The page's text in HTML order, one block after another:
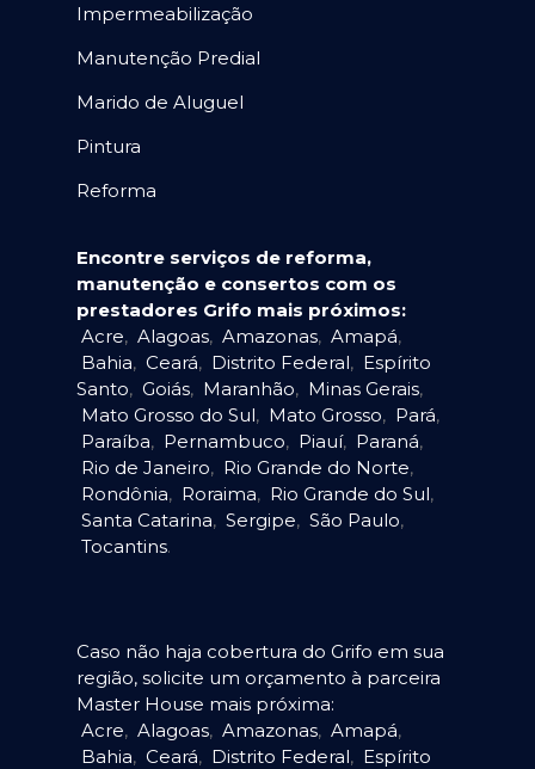
Impermeabilização
Manutenção Predial
Marido de Aluguel
Pintura
Reforma
Encontre serviços de reforma,
manutenção e consertos com os
prestadores Grifo mais próximos:
Acre, Alagoas, Amazonas, Amapá,
Bahia, Ceará, Distrito Federal, Espírito
Santo, Goiás, Maranhão, Minas Gerais,
Mato Grosso do Sul, Mato Grosso, Pará,
Paraíba, Pernambuco, Piauí, Paraná,
Rio de Janeiro, Rio Grande do Norte,
Rondônia, Roraima, Rio Grande do Sul,
Santa Catarina, Sergipe, São Paulo,
Tocantins.
Caso não haja cobertura do Grifo em sua
região, solicite um orçamento à parceira
Master House mais próxima:
Acre, Alagoas, Amazonas, Amapá,
Bahia, Ceará, Distrito Federal, Espírito